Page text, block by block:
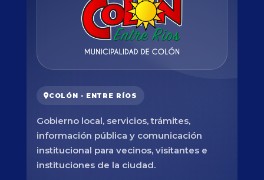
COLÓN · ENTRE RÍOS
Gobierno local, servicios, trámites,
información pública y comunicación
institucional para vecinos, visitantes e
instituciones de la ciudad.